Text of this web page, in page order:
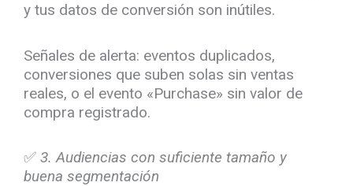
y tus datos de conversión son inútiles.
Señales de alerta: eventos duplicados,
conversiones que suben solas sin ventas
reales, o el evento «Purchase» sin valor de
compra registrado.
✅ 3. Audiencias con suficiente tamaño y
buena segmentación